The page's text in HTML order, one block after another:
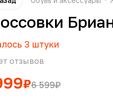
3 штуки
отзывов
₽6 599₽